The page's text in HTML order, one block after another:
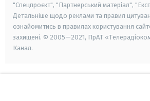
"Спецпроєкт", "Партнерський матеріал",
Детальніше щодо реклами та правил
ознайомитись в правилах користування
захищені. © 2005—2021, ПрАТ
Канал.